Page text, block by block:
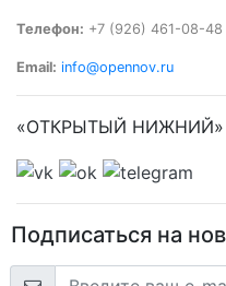
Телефон: +7 (926) 461-08-48
Email: info@opennov.ru
«ОТКРЫТЫЙ
Подписаться на